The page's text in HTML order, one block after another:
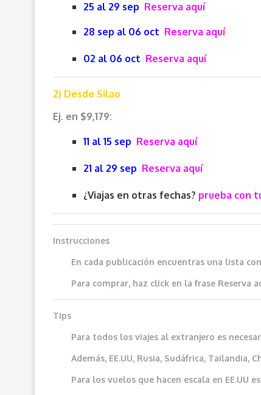
25 al 29 sep Reserva aquí
28 sep al 06 oct Reserva aquí
02 al 06 oct Reserva aquí
2) Desde Silao
Ej. en $9,179:
11 al 15 sep Reserva aquí
21 al 29 sep Reserva aquí
¿Viajas en otras fechas? prueba con
Instrucciones
En cada publicación encuentras una lista
Para comprar, haz click en la frase Reserva
Tips
Para todos los viajes al extranjero es
Además, EE.UU, Rusia, Sudáfrica,
Para los vuelos que hacen escala en EE.UU